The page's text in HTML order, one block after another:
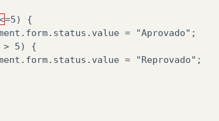
=5)
= "Aprovado";
> 5)
= "Reprovado";